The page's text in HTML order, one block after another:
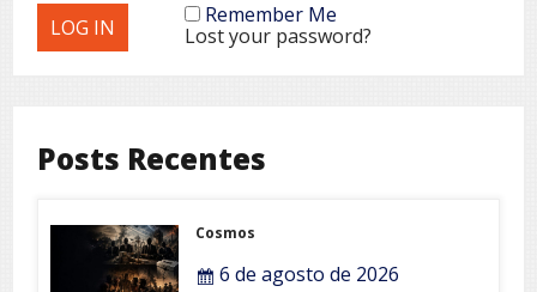
Remember Me
Lost your password?
Posts Recentes
Cosmos
6 de agosto de 2026